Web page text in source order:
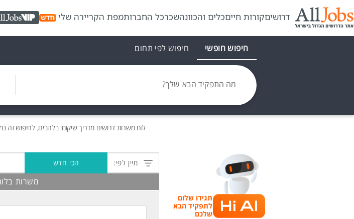
דרושיםקורות חייםכלים והכוונהשכרכל החברותמפת הקריירה שלי VIP
חיפוש חופשי חיפוש לפי תחום
מה התפקיד הבא שלך?
לוח משרות דרושים מדריך שיקומי בלהבים, לחיפוש זה
תגידו שלום
לתפקיד הבא
שלכם
מיין לפי: הכי חדש
משרות